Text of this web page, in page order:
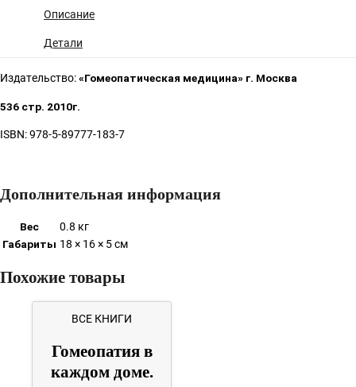
Описание
Детали
Издательство:«Гомеопатическая медицина» г. Москва
536 стр. 2010г.
ISBN: 978-5-89777-183-7
Дополнительная информация
Вес
0.8 кг
Габариты 18 × 16 × 5 см
Похожие товары
ВСЕ КНИГИ
Гомеопатия в
каждом доме.